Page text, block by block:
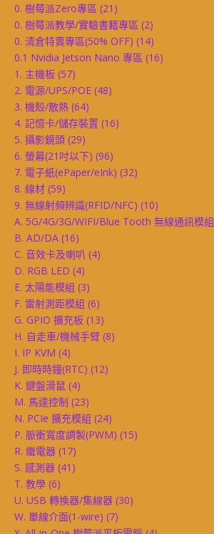
0. 樹莓派Zero專區 (21)
0. 樹莓派教學/實驗書籍專區 (2)
0. 清倉特賣專區(50% OFF) (14)
0.1 Nvidia Jetson Nano 專區 (16)
1. 主機板 (57)
2. 電源/UPS/POE (48)
3. 機殼/散熱 (64)
4. 記憶卡/儲存裝置 (16)
5. 攝影鏡頭 (29)
6. 螢幕(21吋以下) (96)
7. 電子紙(ePaper/eInk) (32)
8. 線材 (59)
9. 無線射頻辨識(RFID/NFC) (10)
A. 5G/4G/3G/WIFI/Blue Tooth 無線通訊模組
B. AD/DA (16)
C. 音效卡及喇叭 (4)
D. RGB LED (4)
E. 太陽能模組 (3)
F. 雷射測距模組 (6)
G. GPIO 擴充板 (13)
H. 自走車/機械手臂 (8)
I. IP KVM (4)
J. 即時時鐘(RTC) (12)
K. 鍵盤滑鼠 (4)
M. 馬達控制 (23)
N. PCIe 擴充模組 (24)
P. 脈衝寬度調製(PWM) (15)
R. 繼電器 (17)
S. 感測器 (41)
T. 教學 (6)
U. USB 轉換器/集線器 (30)
W. 單線介面(1-wire) (7)